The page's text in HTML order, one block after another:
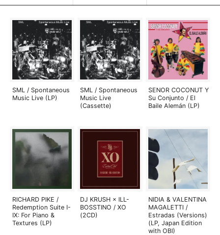
SML / Spontaneous
Music Live (LP)
SML / Spontaneous
Music Live
(Cassette)
SENOR COCONUT Y
Su Conjunto / El
Baile Alemán (LP)
RICHARD PIKE /
Redemption Suite I-
IX: For Piano &
Textures (LP)
DJ KRUSH × ILL-
BOSSTINO / XO
(2CD)
NIDIA & VALENTINA
MAGALETTI /
Estradas (Versions)
(LP, Japan Edition
with OBI)